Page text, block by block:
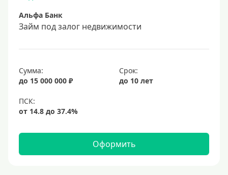
17%
20%
Сумма
Альфа Банк
Займ под залог недвижимости
Сумма:
до 15 000 000 ₽
Срок:
до 10 лет
Оформить